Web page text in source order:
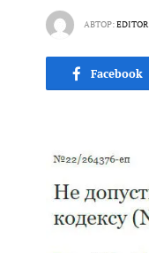
АВТОР:EDITOR
Facebook